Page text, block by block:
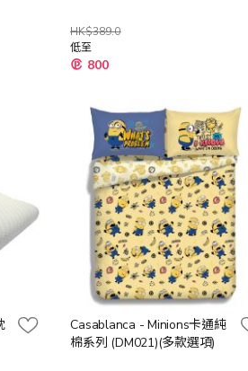
HK$389.0
低至
800
Casablanca - Minions卡通純
棉系列 (DM021)(多款選項)